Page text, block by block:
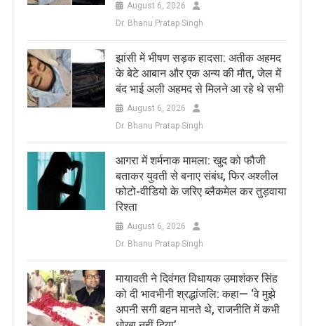
August 6, 2026
Dr. Bhanu Pratap Singh
झांसी में भीषण सड़क हादसा: अतीक अहमद
के बेटे आबान और एक अन्य की मौत, जेल में
बंद भाई अली अहमद से मिलने आ रहे थे सभी
August 6, 2026
Dr. Bhanu Pratap Singh
आगरा में शर्मनाक मामला: खुद को फौजी
बताकर युवती से बनाए संबंध, फिर अश्लील
फोटो-वीडियो के जरिए ब्लैकमेल कर तुड़वाया
रिश्ता
August 6, 2026
Dr. Bhanu Pratap Singh
मायावती ने दिवंगत विधायक उमाशंकर सिंह
को दी भावभीनी श्रद्धांजलि: कहा— ‘वे मुझे
अपनी सगी बहन मानते थे, राजनीति में कभी